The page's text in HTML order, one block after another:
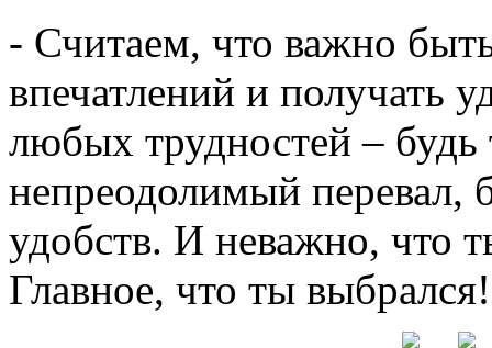
- Считаем, что важно
впечатлений и получать
любых трудностей –
непреодолимый перевал,
удобств. И неважно, что
Главное, что ты выбрался!